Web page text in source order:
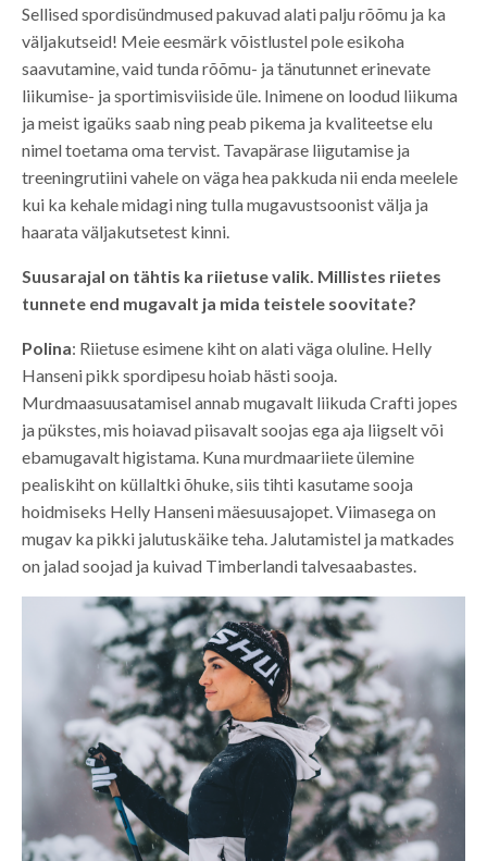
Sellised spordisündmused pakuvad alati palju rõõmu ja ka
väljakutseid! Meie eesmärk võistlustel pole esikoha
saavutamine, vaid tunda rõõmu- ja tänutunnet erinevate
liikumise- ja sportimisviiside üle. Inimene on loodud liikuma
ja meist igaüks saab ning peab pikema ja kvaliteetse elu
nimel toetama oma tervist. Tavapärase liigutamise ja
treeningrutiini vahele on väga hea pakkuda nii enda meelele
kui ka kehale midagi ning tulla mugavustsoonist välja ja
haarata väljakutsetest kinni.
Suusarajal on tähtis ka riietuse valik. Millistes riietes
tunnete end mugavalt ja mida teistele soovitate?
Polina: Riietuse esimene kiht on alati väga oluline. Helly
Hanseni pikk spordipesu hoiab hästi sooja.
Murdmaasuusatamisel annab mugavalt liikuda Crafti jopes
ja pükstes, mis hoiavad piisavalt soojas ega aja liigselt või
ebamugavalt higistama. Kuna murdmaariiete ülemine
pealiskiht on küllaltki õhuke, siis tihti kasutame sooja
hoidmiseks Helly Hanseni mäesuusajopet. Viimasega on
mugav ka pikki jalutuskäike teha. Jalutamistel ja matkades
on jalad soojad ja kuivad Timberlandi talvesaabastes.